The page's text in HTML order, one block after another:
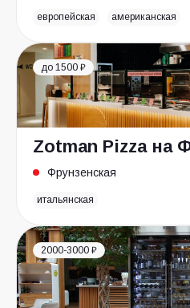
европейская американская
до 1500 ₽
Zotman Pizza на
Фрунзенская
итальянская
2000-3000 ₽